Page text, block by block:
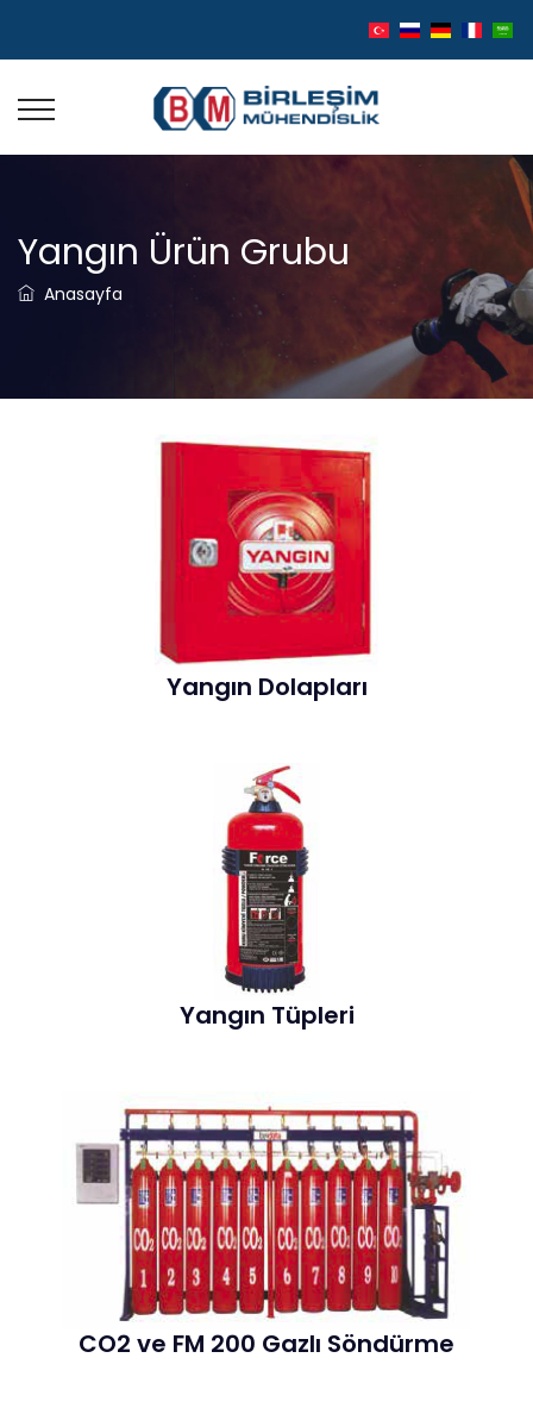
Yangın Ürün Grubu
Anasayfa
Yangın Dolapları
Yangın Tüpleri
CO2 ve FM 200 Gazlı Söndürme